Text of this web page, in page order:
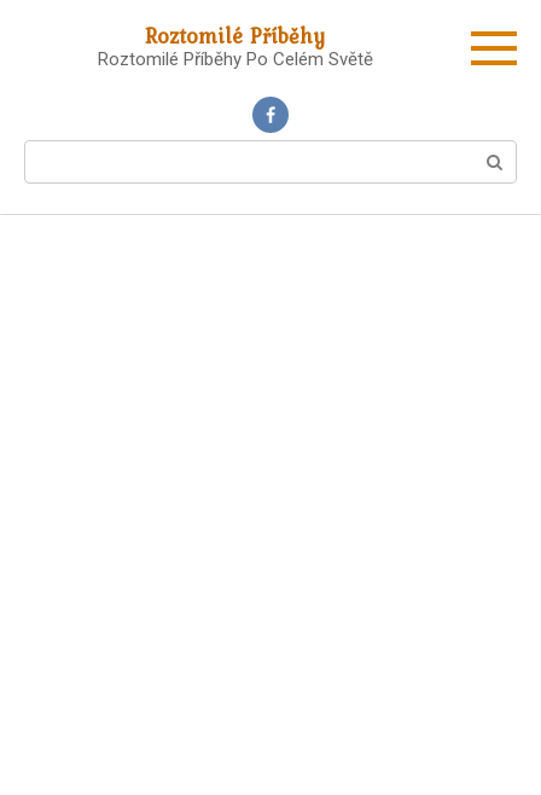
Roztomilé Příběhy
Roztomilé Příběhy Po Celém Světě